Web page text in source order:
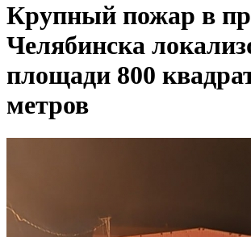
Крупный пожар в
Челябинска
площади 800
метров